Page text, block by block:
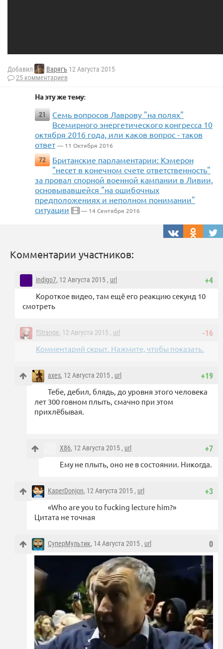
Добавил Варягъ 12 Августа 2015
25 комментариев
На эту же тему:
21
Семь вопросов Лаврову "на полях"
Всемирного энергетического конгресса 10
октября 2016 года, или каков вопрос - таков
ответ — 11 Октября 2016
72
Британские парламентарии: Кэмерон
"несет в конечном счете ответственность"
за провал спорной военной кампании в Ливии,
основывавшейся "на ошибочных
предположениях и неполном понимании"
ситуации
— 14 Сентября 2016
Комментарии участников:
+4
indigo7, 12 Августа 2015 , url
Короткое видео, там ещё его реакцию секунд 10
смотреть
-16
fStrange, 12 Августа 2015 , url
Комментарий скрыт. Нажмите, чтобы показать.
+19
axes, 12 Августа 2015 , url
Тебе, дебил, блядь, до уровня этого человека
лет 300 говном плыть, смачно при этом
прихлёбывая.
+7
X86, 12 Августа 2015 , url
Ему не плыть, оно не в состоянии. Никогда.
+3
KaperDonjon, 12 Августа 2015 , url
«Who are you to fucking lecture him?»
Цитата не точная
0
СуперМультик, 14 Августа 2015 , url